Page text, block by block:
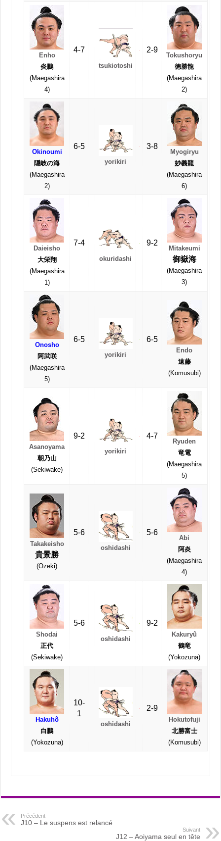
Enho
炎鵬
(Maegashira
4)
4-7
tsukiotoshi
2-9
Tokushoryu
徳勝龍
(Maegashira
2)
Okinoumi
隠岐の海
(Maegashira
2)
6-5
yorikiri
3-8
Myogiryu
妙義龍
(Maegashira
6)
Daieisho
大栄翔
(Maegashira
1)
7-4
okuridashi
9-2
Mitakeumi
御嶽海
(Maegashira
3)
Onosho
阿武咲
(Maegashira
5)
6-5
yorikiri
6-5
Endo
遠藤
(Komusubi)
Asanoyama
朝乃山
(Sekiwake)
9-2
yorikiri
4-7
Ryuden
竜電
(Maegashira
5)
Takakeisho
貴景勝
(Ozeki)
5-6
oshidashi
5-6
Abi
阿炎
(Maegashira
4)
Shodai
正代
(Sekiwake)
5-6
oshidashi
9-2
Kakuryû
鶴竜
(Yokozuna)
Hakuhô
白鵬
(Yokozuna)
10-
1
oshidashi
2-9
Hokutofuji
北勝富士
(Komusubi)
Précédent
J10 – Le suspens est relancé
Suivant
J12 – Aoiyama seul en tête